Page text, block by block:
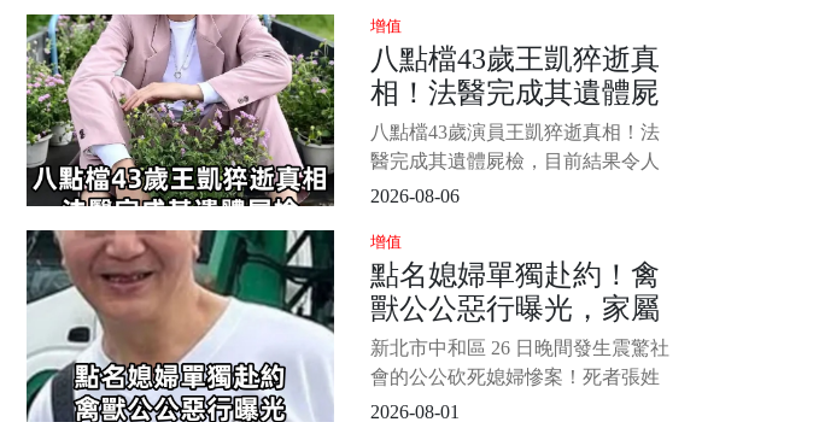
人體產生一系列癥狀；癌細胞還可
轉移到全身各處生長繁殖，導致人
體消瘦、無力、貧血、食欲不振、
發熱以及嚴重的臟器功能受損等
等。 1/5 &nbs
增值
八點檔43歲王凱猝逝真
相！法醫完成其遺體屍
檢，結果令人心酸
八點檔43歲演員王凱猝逝真相！法
醫完成其遺體屍檢，目前結果令人
心酸，還需進壹步調查！ 誰也沒想
片場正常拍戲、和工作人員確認第
二天的通告，隔天卻突然被發現倒
臥家中，再也沒有醒來。 1/4 7月26
日，台灣演員王凱、本名王建隆，
被
2026-08-06
增值
點名媳婦單獨赴約！禽
獸公公惡行曝光，家屬
痛揭她生前被騷擾經
過...
新北市中和區 26 日晚間發生震驚社
會的公公砍死媳婦慘案！死者張姓
女店長獨自前往公婆住處接 4 歲女
2026-08-01